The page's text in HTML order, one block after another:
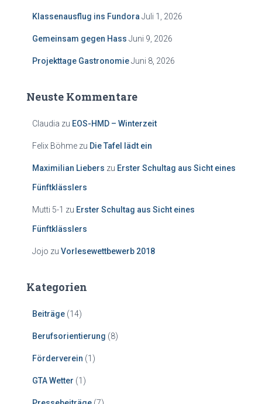
Klassenausflug ins Fundora Juli 1, 2026
Gemeinsam gegen Hass Juni 9, 2026
Projekttage GastronomieJuni 8, 2026
Neuste Kommentare
Claudia zu EOS-HMD – Winterzeit
Felix Böhme zu Die Tafel lädt ein
Maximilian Liebers zu Erster Schultag aus Sicht eines
Fünftklässlers
Mutti 5-1 zu Erster Schultag aus Sicht eines
Fünftklässlers
Jojo zu Vorlesewettbewerb 2018
Kategorien
Beiträge (14)
Berufsorientierung (8)
Förderverein (1)
GTA Wetter (1)